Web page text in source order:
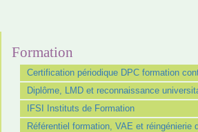
Formation
Certification périodique DPC formation
Diplôme, LMD et reconnaissance
IFSI Instituts de Formation
Référentiel formation, VAE et réingénierie